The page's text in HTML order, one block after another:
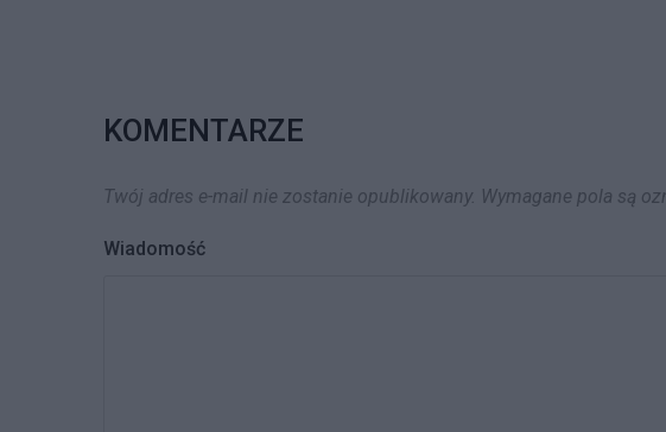
KOMENTARZE
Twój adres e-mail nie zostanie opublikowany. Wymagane pola są
Wiadomość